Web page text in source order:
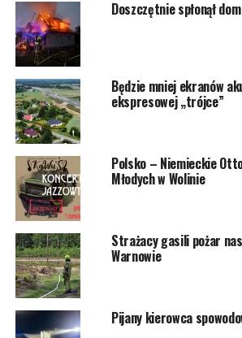
linie_id=5947&lang=pl
z przystań Świnoujście: 09:30 /
15:00 / 16:15 (bez wysiadania)
z przystani Warszów: 09:45 /
15:15 / 16:45
Podróż powrotna z Fortu
13:45 / 14:15 / 15:30 / 16:30
Otwarte jest też Podziemne Miasto na
pierwsze wejście o 10:30, ostatnie
komunikacji miejskiej
5015 odsłon
Doszczętnie spłonął
Będzie mniej ekranów
ekspresowej „trójce”
Polsko – Niemieckie
Młodych w Wolinie
Strażacy gasili pożar
Warnowie
Pijany kierowca